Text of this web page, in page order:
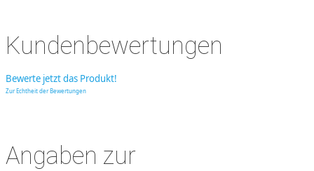
Kundenbewertungen
Bewerte jetzt das Produkt!
Zur Echtheit der Bewertungen
Angaben zur